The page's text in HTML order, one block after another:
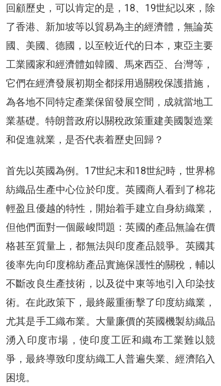
回顧歷史，可以肯定的是，18、19世紀以來，除
了香港、新加坡等以貿易為主的經濟體，無論英
國、美國、德國，以至較近代的日本，東亞主要
工業國家和經濟體如韓國、馬來西亞、台灣等，
它們在經濟發展初期全都採用過關稅保護措施，
為各地不同特定產業保留發展空間，成就當地工
業基礎。特朗普政府以關稅政策重建美國製造業
和促進就業，是否代表着歷史回歸？
首先以英國為例。17世紀末和18世紀時，世界棉
紡織品生產中心位於印度。英國商人看到了棉花
輕盈且優越的特性，開始着手建立自身紡織業，
但他們面對一個嚴峻問題：英國的產品無論在價
格甚至質量上，都無法與印度產品競爭。英國其
後率先向印度棉紡產品實施保護性的關稅，輔以
不斷改良生產技術，以及從中東等地引入印染技
術。在此政策下，最終嚴重衝擊了印度紡織業，
尤其是手工織布業。大量廉價的英國機製紡織品
湧入印度市場，使印度工匠和織布工業難以競
爭，最終導致印度紡織工人普遍失業、經濟陷入
困境。